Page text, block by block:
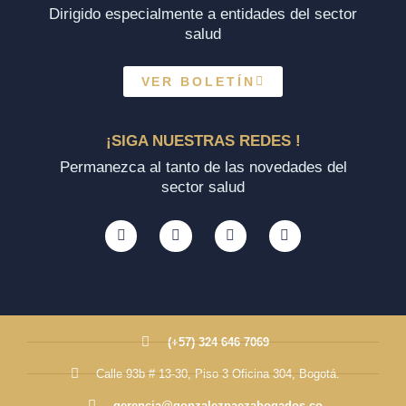
Dirigido especialmente a entidades del sector
salud
VER BOLETÍN
¡SIGA NUESTRAS REDES !
Permanezca al tanto de las novedades del
sector salud
(+57) 324 646 7069
Calle 93b # 13-30, Piso 3 Oficina 304, Bogotá.